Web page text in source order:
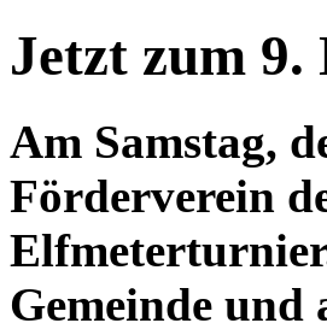
Jetzt zum
Am Samstag,
Förderverein
Gemeinde und